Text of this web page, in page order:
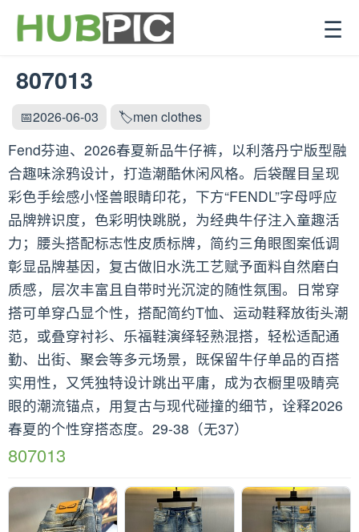
☰
807013
📅2026-06-03 🏷️men clothes
Fend芬迪、2026春夏新品牛仔裤，以利落丹宁版型融
合趣味涂鸦设计，打造潮酷休闲风格。后袋醒目呈现
彩色手绘感小怪兽眼睛印花，下方“FENDL”字母呼应
品牌辨识度，色彩明快跳脱，为经典牛仔注入童趣活
力；腰头搭配标志性皮质标牌，简约三角眼图案低调
彰显品牌基因，复古做旧水洗工艺赋予面料自然磨白
质感，层次丰富且自带时光沉淀的随性氛围。日常穿
搭可单穿凸显个性，搭配简约T恤、运动鞋释放街头潮
范，或叠穿衬衫、乐福鞋演绎轻熟混搭，轻松适配通
勤、出街、聚会等多元场景，既保留牛仔单品的百搭
实用性，又凭独特设计跳出平庸，成为衣橱里吸睛亮
眼的潮流锚点，用复古与现代碰撞的细节，诠释2026
春夏的个性穿搭态度。29-38（无37）
807013